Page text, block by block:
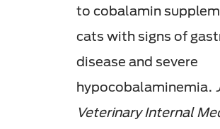
to cobalamin
cats with signs of
disease and severe
hypocobalaminemia.
Veterinary Internal